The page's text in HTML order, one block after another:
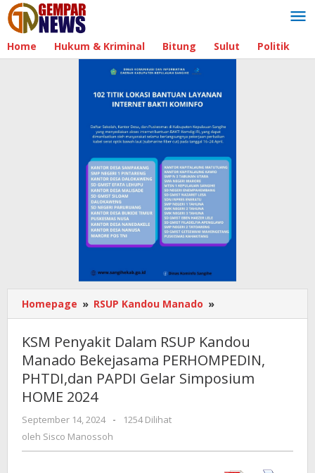
Lewati
ke
konten
Home Hukum & Kriminal Bitung Sulut Politik
Homepage » RSUP Kandou Manado »
Penyakit
RSUP
Kandou
Manado
Gelar
KSM Penyakit Dalam RSUP Kandou
Manado Bekejasama PERHOMPEDIN,
PHTDI,dan PAPDI Gelar Simposium
HOME 2024
September 14, 2024
oleh
-
1254 Dilihat
oleh Sisco Manossoh